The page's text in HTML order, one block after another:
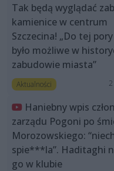
Tak będą wyglądać
kamienice w centrum
Szczecina! „Do tej
było możliwe w
zabudowie miasta”
Aktualności
Haniebny wpis
zarządu Pogoni po
Morozowskiego:
spie***la”. Haditaghi
go w klubie